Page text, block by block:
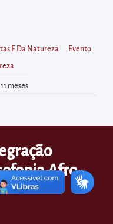
E Da Natureza Evento
meses
Afro-